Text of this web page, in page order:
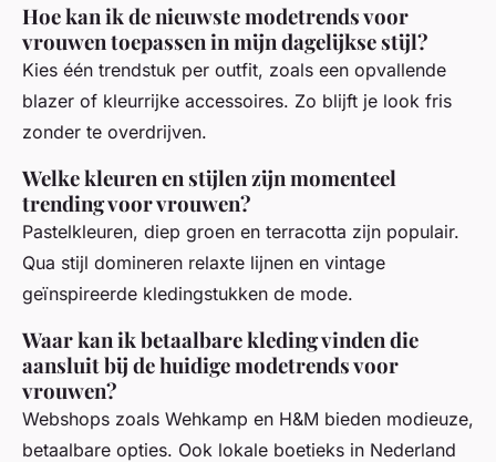
Hoe kan ik de nieuwste modetrends voor
vrouwen toepassen in mijn dagelijkse stijl?
Kies één trendstuk per outfit, zoals een opvallende
blazer of kleurrijke accessoires. Zo blijft je look fris
zonder te overdrijven.
Welke kleuren en stijlen zijn momenteel
trending voor vrouwen?
Pastelkleuren, diep groen en terracotta zijn populair.
Qua stijl domineren relaxte lijnen en vintage
geïnspireerde kledingstukken de mode.
Waar kan ik betaalbare kleding vinden die
aansluit bij de huidige modetrends voor
vrouwen?
Webshops zoals Wehkamp en H&M bieden modieuze,
betaalbare opties. Ook lokale boetieks in Nederland